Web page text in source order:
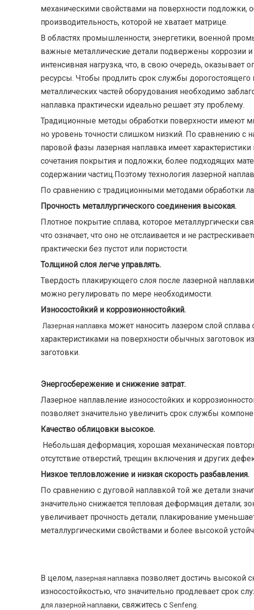
механическими свойствами на поверхности
производительность, которой не хватает матрице.
В областях промышленности, энергетики, военной
важные металлические детали подвержены коррозии и
интенсивная нагрузка, что, в свою очередь, оказывает
ресурсы. Чтобы продлить срок службы дорогостоящего
металлических частей оборудования необходимо
наплавка практически идеально решает эту проблему.
Традиционные методы обработки поверхности имеют
но уровень точности слишком низкий. По сравнению с
паровой фазы лазерная наплавка имеет
сочетания покрытия и подложки, более подходящих
содержании частиц.Поэтому технология лазерной
По сравнению с традиционными методами обработки
Прочность металлургического соединения высокая.
Плотное покрытие сплава, которое металлургически
что означает, что оно не отслаивается и не
практически без пустот или пористости.
Толщиной слоя легче управлять.
Твердость плакирующего слоя после лазерной
можно регулировать по мере необходимости.
Износостойкий и коррозионностойкий.
Лазерная наплавка может наносить лазером слой
характеристиками на поверхности обычных заготовок
заготовки.
Энергосбережение и снижение затрат.
Лазерное наплавление износостойких и
позволяет значительно увеличить срок службы
Качество облицовки высокое.
Небольшая деформация, хорошая механическая
отсутствие отверстий, трещин включения и других
Низкое тепловложение и низкая скорость разбавления.
По сравнению с дуговой наплавкой той же детали
значительно снижается тепловая деформация детали;
увеличивает прочность детали; плакирование
металлургическими свойствами и более высокой
В целом,лазерная наплавка позволяет достичь высокой
износостойкостью, что значительно продлевает срок
для лазерной наплавки, свяжитесь с Senfeng.